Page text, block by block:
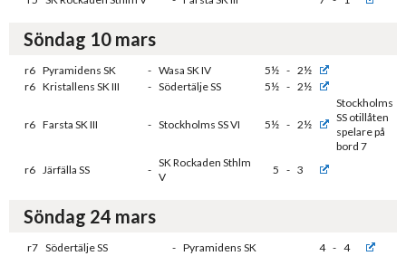
Söndag 10 mars
r6 Pyramidens SK - Wasa SK IV 5½ - 2½
r6 Kristallens SK III - Södertälje SS 5½ - 2½
r6 Farsta SK III - Stockholms SS VI 5½ - 2½
Stockholms
SS otillåten
spelare på
bord 7
r6 Järfälla SS -
SK Rockaden Sthlm
V
5 - 3
Söndag 24 mars
r7 Södertälje SS - Pyramidens SK 4 - 4